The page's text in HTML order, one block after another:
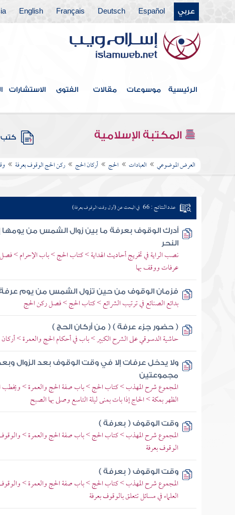
عربي Español
Deutsch
Français
English
الرئيسية موسوعات مقالات الفتوى الاستشارات
المكتبة الإسلامية كتب PDF
العرض الموضوعي العبادات الحج أركان الحج ركن الحج الوقوف بعرفة
عدد النتائج : 66 في البحث عن (أول وقت الوقوف بعرفة)
أدرك الوقوف بعرفة ما بين زوال الشمس من
النحر
نصب الراية في تخريج أحاديث الهداية > كتاب الحج > باب الإحرام >
عرفات ووقف بها
فزمان الوقوف من حين تزول الشمس من يوم
بدائع الصنائع في ترتيب الشرائع > كتاب الحج > فصل ركن الحج
( حضور جزء عرفة ) ( من أركان الحج )
حاشية الدسوقي على الشرح الكبير > باب في أحكام الحج والعمرة >
ولا يدخل عرفات إلا في وقت الوقوف بعد الزوال
مجموعتين
المجموع شرح المهذب > كتاب الحج > باب صفة الحج والعمرة > ويخطب
الظهر بمكة > الحاج إذا بات بمنى ليلة التاسع وصلى بها الصبح
وقت الوقوف ( بعرفة )
المجموع شرح المهذب > كتاب الحج > باب صفة الحج والعمرة >
الوقوف بعرفة
وقت الوقوف ( بعرفة )
المجموع شرح المهذب > كتاب الحج > باب صفة الحج والعمرة >
العلماء في مسائل تتعلق بالوقوف بعرفة